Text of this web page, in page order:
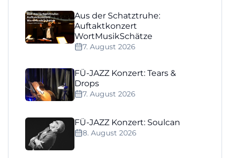
Aus der Schatztruhe:
Auftaktkonzert
WortMusikSchätze
7. August 2026
FÜ-JAZZ Konzert: Tears &
Drops
7. August 2026
FÜ-JAZZ Konzert: Soulcan
8. August 2026